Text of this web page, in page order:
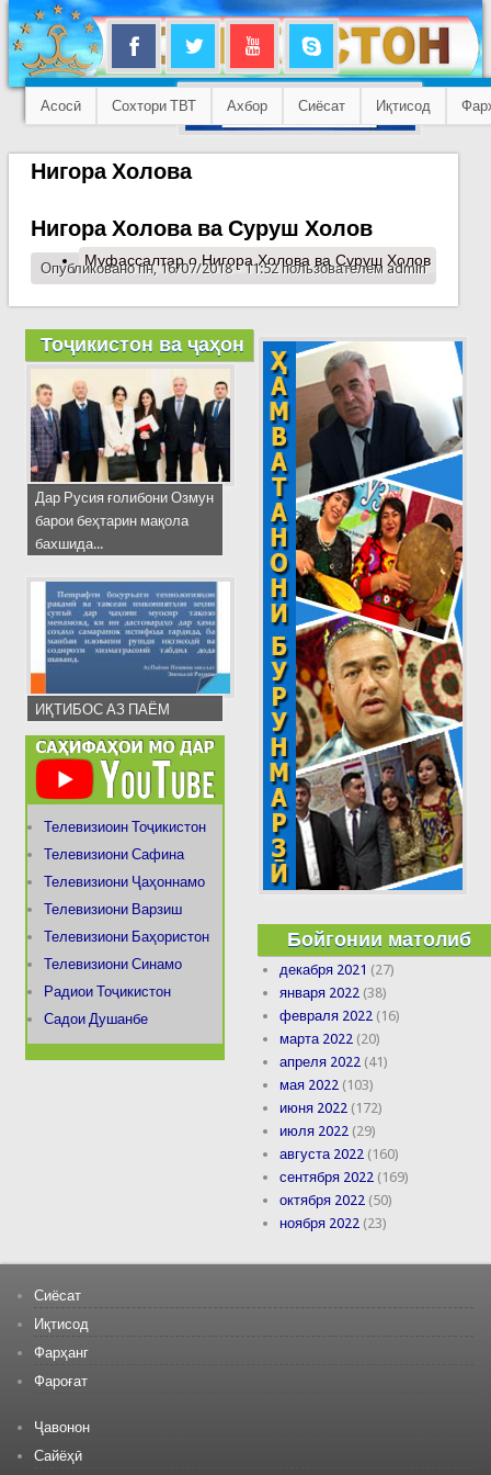
Асосӣ Сохтори ТВТ Ахбор Сиёсат Иқтисод
Нигора Холова
Нигора Холова ва Суруш Холов
Опубликовано пн, 16/07/2018 - 11:52 пользователем admin
Муфассалтаро Нигора Холова ва Суруш Холов
Тоҷикистон ва ҷаҳон
Дар Русия ғолибони Озмун
барои беҳтарин мақола
бахшида...
ИҚТИБОС АЗ ПАЁМ
Телевизиоин Тоҷикистон
Телевизиони Сафина
Телевизиони Ҷаҳоннамо
Телевизиони Варзиш
Телевизиони Баҳористон
Телевизиони Синамо
Радиои Тоҷикистон
Садои Душанбе
Бойгонии матолиб
декабря 2021 (27)
января 2022 (38)
февраля 2022 (16)
марта 2022 (20)
апреля 2022 (41)
мая 2022 (103)
июня 2022 (172)
июля 2022 (29)
августа 2022 (160)
сентября 2022 (169)
октября 2022 (50)
ноября 2022 (23)
Сиёсат
Иқтисод
Фарҳанг
Фароғат
Ҷавонон
Сайёҳӣ